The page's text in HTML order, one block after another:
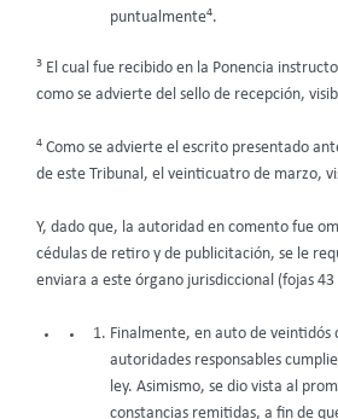
puntualmente4.
3 El cual fue recibido en la Ponencia
como se advierte del sello de recepción,
4 Como se advierte el escrito presentado
de este Tribunal, el veinticuatro de marzo,
Y, dado que, la autoridad en comento fue
cédulas de retiro y de publicitación, se le
enviara a este órgano jurisdiccional (fojas 43
Finalmente, en auto de veintidós
autoridades responsables
ley. Asimismo, se dio vista al
constancias remitidas, a fin de